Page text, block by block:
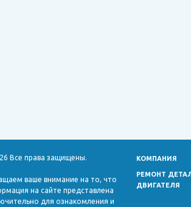
Все права защищены.
ваше внимание на то, что
на сайте представлена
для ознакомления и
КОМПАНИЯ
РЕМОНТ
ДВИГАТЕЛЯ